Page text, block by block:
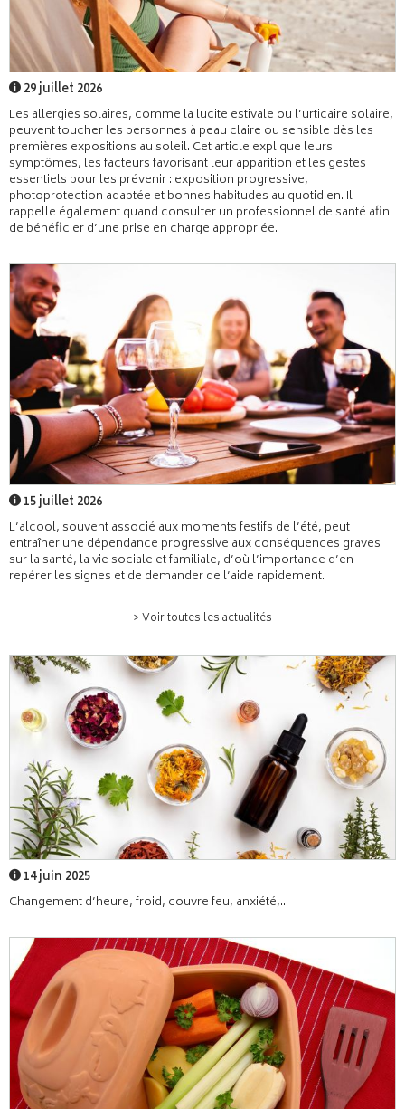
29 juillet 2026
Les allergies solaires, comme la lucite estivale ou l’urticaire solaire,
peuvent toucher les personnes à peau claire ou sensible dès les
premières expositions au soleil. Cet article explique leurs
symptômes, les facteurs favorisant leur apparition et les gestes
essentiels pour les prévenir : exposition progressive,
photoprotection adaptée et bonnes habitudes au quotidien. Il
rappelle également quand consulter un professionnel de santé afin
de bénéficier d’une prise en charge appropriée.
15 juillet 2026
L’alcool, souvent associé aux moments festifs de l’été, peut
entraîner une dépendance progressive aux conséquences graves
sur la santé, la vie sociale et familiale, d’où l’importance d’en
repérer les signes et de demander de l’aide rapidement.
> Voir toutes les actualités
14 juin 2025
Changement d’heure, froid, couvre feu, anxiété,...